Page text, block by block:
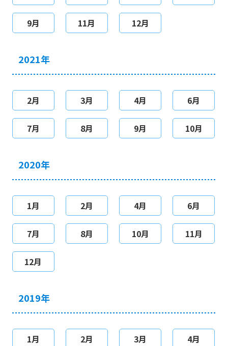
9月 11月 12月
2021年
2月 3月 4月 6月
7月 8月 9月 10月
2020年
1月 2月 4月 6月
7月 8月 10月 11月
12月
2019年
1月 2月 3月 4月